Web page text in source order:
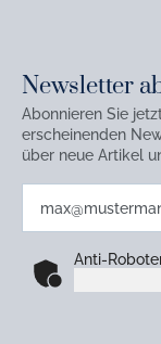
Newsletter
Abonnieren Sie
erscheinenden
über neue Artikel
Anti-